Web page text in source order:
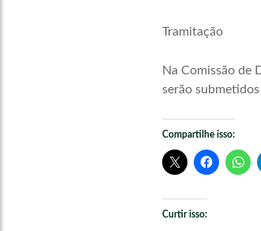
Tramitação
Na Comissão de
serão
Compartilhe isso:
Curtir isso: